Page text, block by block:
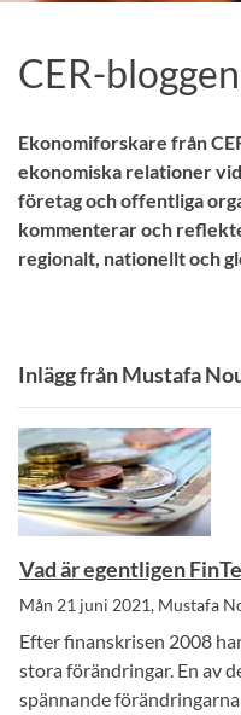
CER-bloggen
Ekonomiforskare från
ekonomiska relationer
företag och offentliga
kommenterar och
regionalt, nationellt och
Inlägg från Mustafa
Vad är egentligen
Mån 21 juni 2021, Mustafa
Efter finanskrisen 2008
stora förändringar. En av
spännande